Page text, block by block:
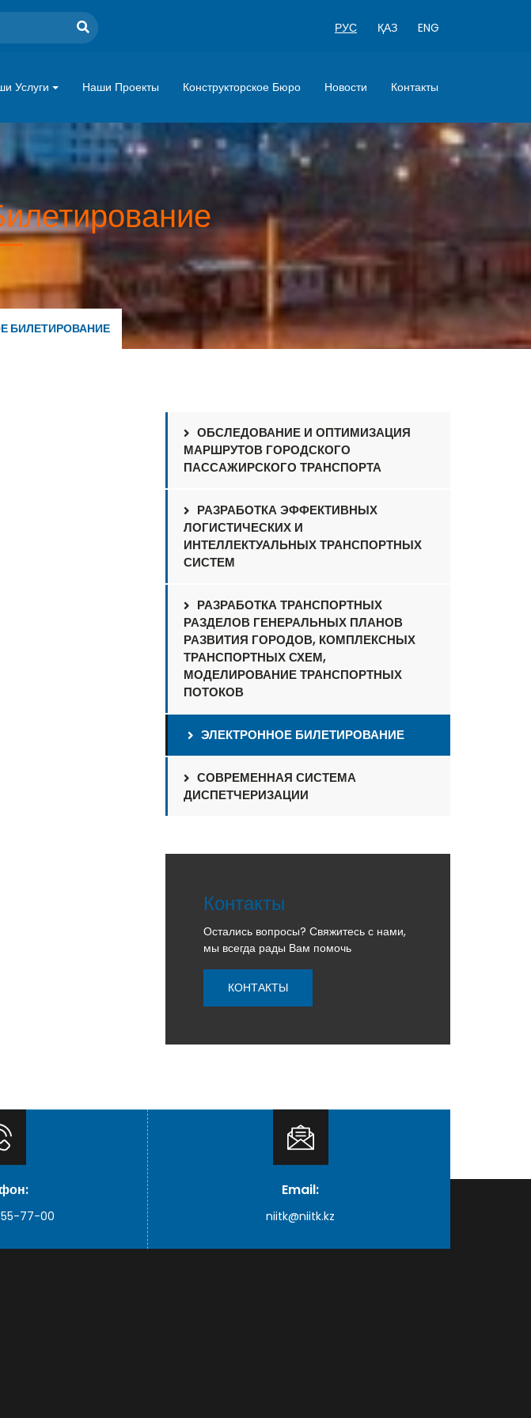
РУС ҚАЗ ENG
Услуги Наши Проекты Конструкторское Бюро Новости Контакты
БИЛЕТИРОВАНИЕ
ОБСЛЕДОВАНИЕ И ОПТИМИЗАЦИЯ
МАРШРУТОВ ГОРОДСКОГО
ПАССАЖИРСКОГО ТРАНСПОРТА
РАЗРАБОТКА ЭФФЕКТИВНЫХ
ЛОГИСТИЧЕСКИХ И
ИНТЕЛЛЕКТУАЛЬНЫХ ТРАНСПОРТНЫХ
СИСТЕМ
РАЗРАБОТКА ТРАНСПОРТНЫХ
РАЗДЕЛОВ ГЕНЕРАЛЬНЫХ ПЛАНОВ
РАЗВИТИЯ ГОРОДОВ, КОМПЛЕКСНЫХ
ТРАНСПОРТНЫХ СХЕМ,
МОДЕЛИРОВАНИЕ ТРАНСПОРТНЫХ
ПОТОКОВ
ЭЛЕКТРОННОЕ БИЛЕТИРОВАНИЕ
СОВРЕМЕННАЯ СИСТЕМА
ДИСПЕТЧЕРИЗАЦИИ
Контакты
Остались вопросы? Свяжитесь с нами,
мы всегда рады Вам помочь
КОНТАКТЫ
77-00
Email:
niitk@niitk.kz